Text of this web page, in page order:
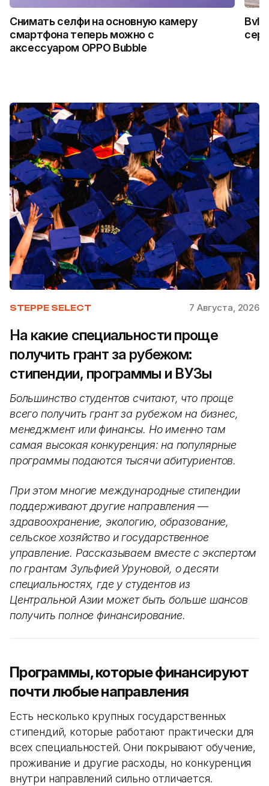
Снимать селфи на основную камеру
смартфона теперь можно с
аксессуаром OPPO Bubble
STEPPE SELECT 7 Августа, 2026
На какие специальности проще
получить грант за рубежом:
стипендии, программы и ВУЗы
Большинство студентов считают, что проще
всего получить грант за рубежом на бизнес,
менеджмент или финансы. Но именно там
самая высокая конкуренция: на популярные
программы подаются тысячи абитуриентов.
При этом многие международные стипендии
поддерживают другие направления —
здравоохранение, экологию, образование,
сельское хозяйство и государственное
управление. Рассказываем вместе с экспертом
по грантам Зульфией Уруновой, о десяти
специальностях, где у студентов из
Центральной Азии может быть больше шансов
получить полное финансирование.
Программы, которые финансируют
почти любые направления
Есть несколько крупных государственных
стипендий, которые работают практически для
всех специальностей. Они покрывают обучение,
проживание и другие расходы, но конкуренция
внутри направлений сильно отличается.